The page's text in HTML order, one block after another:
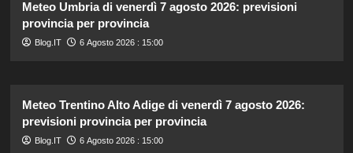
Meteo Umbria di venerdì 7 agosto 2026: previsioni
provincia per provincia
Blog.IT 6 Agosto 2026 : 15:00
Meteo Trentino Alto Adige di venerdì 7 agosto 2026:
previsioni provincia per provincia
Blog.IT 6 Agosto 2026 : 15:00